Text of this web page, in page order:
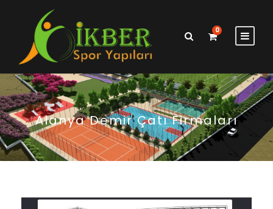
0
Alanya Demir Çatı Firmaları